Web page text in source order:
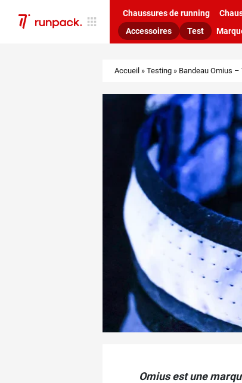
Chaussures de running
Accessoires
Test
Accueil » Testing » Bandeau Omius –
Omius est une